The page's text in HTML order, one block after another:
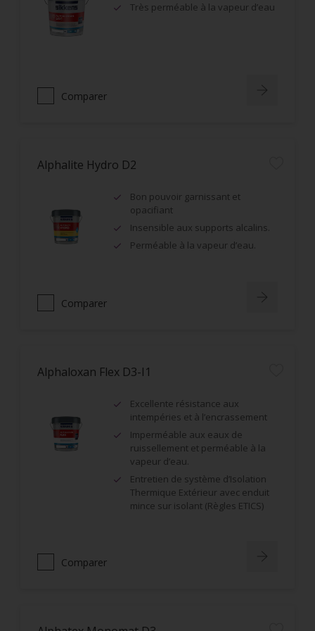
Très perméable à la vapeur d’eau
Comparer
Alphalite Hydro D2
Bon pouvoir garnissant et
opacifiant
Insensible aux supports alcalins.
Perméable à la vapeur d’eau.
Comparer
Alphaloxan Flex D3-I1
Excellente résistance aux
intempéries et à l’encrassement
Imperméable aux eaux de
ruissellement et perméable à la
vapeur d’eau.
Entretien de système d’Isolation
Thermique Extérieur avec enduit
mince sur isolant (Règles ETICS)
Comparer